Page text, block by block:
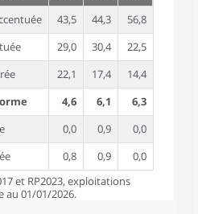
43,5 44,3
56,8
29,0 30,4
22,5
22,1 17,4
14,4
4,6 6,1
6,3
0,0 0,9
0,0
0,8 0,9
0,0
et RP2023, exploitations
au 01/01/2026.